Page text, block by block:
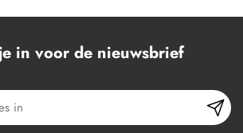
in voor de nieuwsbrief